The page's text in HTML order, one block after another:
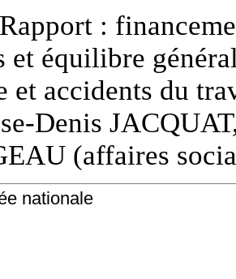
:
et équilibre
et accidents du
Denis
(affaires
nationale